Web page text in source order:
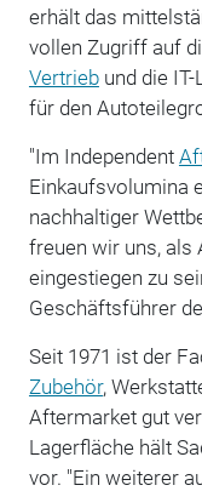
erhält das
vollen Zugriff auf
Vertriebund die IT-
für den
"Im Independent
Einkaufsvolumina
nachhaltiger
freuen wir uns, als
eingestiegen zu
Geschäftsführer
Seit 1971 ist der
Zubehör,
Aftermarket gut
Lagerfläche hält
vor. "Ein weiterer